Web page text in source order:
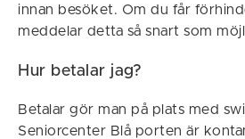
innan besöket. Om du får
meddelar detta så snart som
Hur betalar jag?
Betalar gör man på plats med
Seniorcenter Blå porten är